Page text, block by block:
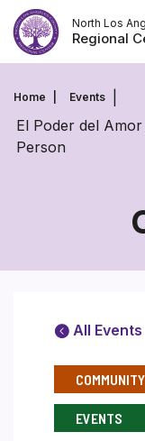
Skip
to
content
North Los
Regional
Home Events
El Poder del
Person
All Events
COMMUNITY
EVENTS